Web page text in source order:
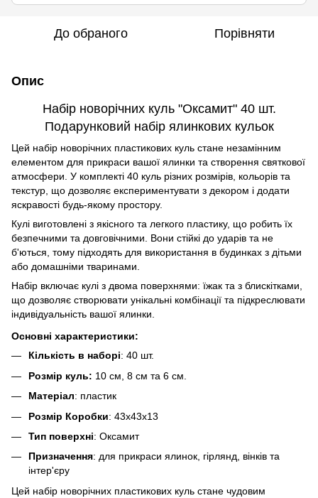
До обраного Порівняти
Опис
Набір новорічних куль "Оксамит" 40 шт.
Подарунковий набір ялинкових кульок
Цей набір новорічних пластикових куль стане незамінним
елементом для прикраси вашої ялинки та створення святкової
атмосфери. У комплекті 40 куль різних розмірів, кольорів та
текстур, що дозволяє експериментувати з декором і додати
яскравості будь-якому простору.
Кулі виготовлені з якісного та легкого пластику, що робить їх
безпечними та довговічними. Вони стійкі до ударів та не
б'ються, тому підходять для використання в будинках з дітьми
або домашніми тваринами.
Набір включає кулі з двома поверхнями: їжак та з блискітками,
що дозволяє створювати унікальні комбінації та підкреслювати
індивідуальність вашої ялинки.
Основні характеристики:
Кількість в наборі: 40 шт.
Розмір куль: 10 см, 8 см та 6 см.
Матеріал: пластик
Розмір Коробки: 43х43х13
Тип поверхні: Оксамит
Призначення: для прикраси ялинок, гірлянд, вінків та
інтер'єру
Цей набір новорічних пластикових куль стане чудовим